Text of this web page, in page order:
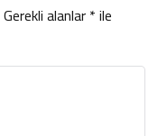
Gerekli alanlar*ile